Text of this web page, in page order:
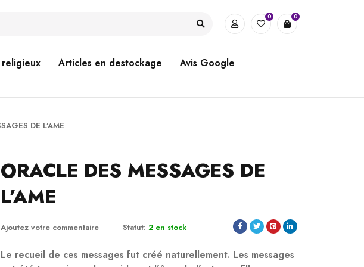
0 0
Articles en destockage
Avis Google
DE L’AME
ORACLE DES MESSAGES DE
L’AME
Ajoutez votre commentaire Statut: 2 en stock
Le recueil de ces messages fut créé naturellement. Les messages